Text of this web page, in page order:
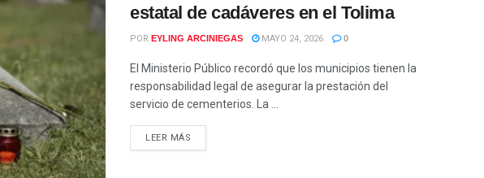
estatal de cadáveres en el Tolima
POR EYLING ARCINIEGAS MAYO 24, 2026 0
El Ministerio Público recordó que los municipios tienen la
responsabilidad legal de asegurar la prestación del
servicio de cementerios. La ...
LEER MÁS